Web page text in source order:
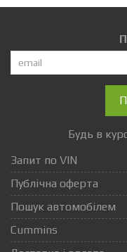
Будь в
Запит по VIN
Публічна оферта
Пошук автомобілем
Cummins